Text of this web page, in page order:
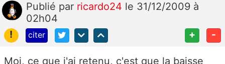
Publié par ricardo24 le 31/12/2009 à
02h04
!
citer + -
Moi, ce que j'ai retenu, c'est que la baisse